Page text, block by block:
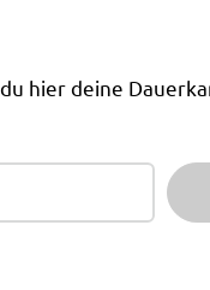
hier deine